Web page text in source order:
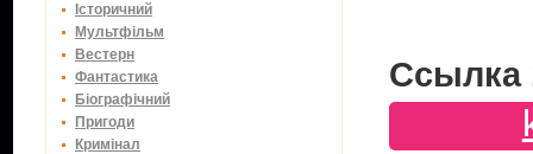
Історичний
Мультфільм
Вестерн
Фантастика
Біографічний
Пригоди
Кримінал
Ссылка